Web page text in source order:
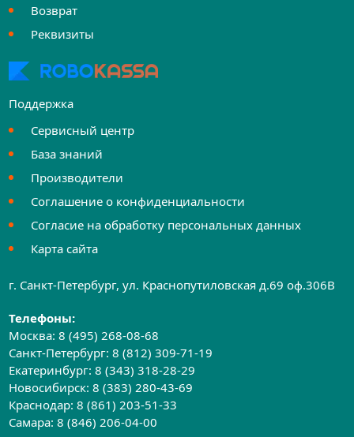
Возврат
Реквизиты
Поддержка
Сервисный центр
База знаний
Производители
Соглашение о конфиденциальности
Согласие на обработку персональных данных
Карта сайта
г. Санкт-Петербург, ул. Краснопутиловская д.69 оф.306B
Телефоны:
Москва:8 (495) 268-08-68
Санкт-Петербург:8 (812) 309-71-19
Екатеринбург:8 (343) 318-28-29
Новосибирск:8 (383) 280-43-69
Краснодар:8 (861) 203-51-33
Самара:8 (846) 206-04-00